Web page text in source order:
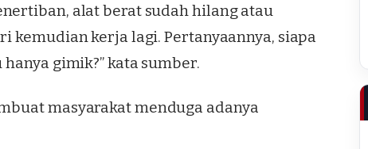
alat berat sudah hilang atau
kemudian kerja lagi. Pertanyaannya, siapa
gimik?” kata sumber.
masyarakat menduga adanya